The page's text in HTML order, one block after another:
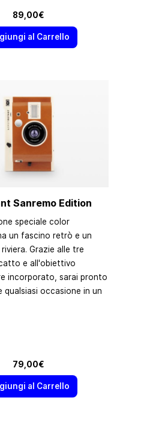
89,00€
al Carrello
Sanremo Edition
speciale color
un fascino retrò e un
Grazie alle tre
e all'obiettivo
incorporato, sarai pronto
qualsiasi occasione in un
79,00€
al Carrello